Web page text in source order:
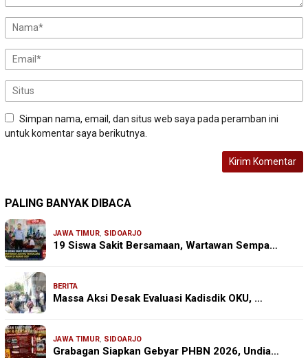
Simpan nama, email, dan situs web saya pada peramban ini
untuk komentar saya berikutnya.
PALING BANYAK DIBACA
JAWA TIMUR, SIDOARJO
19 Siswa Sakit Bersamaan, Wartawan Sempa…
BERITA
Massa Aksi Desak Evaluasi Kadisdik OKU, …
JAWA TIMUR, SIDOARJO
Grabagan Siapkan Gebyar PHBN 2026, Undia…